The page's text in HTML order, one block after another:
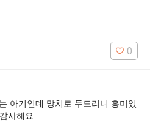
0
아기인데 망치로 두드리니 흥미있
사해요